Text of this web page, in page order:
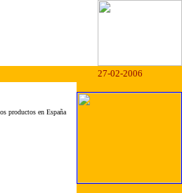
27-02-2006
productos en España